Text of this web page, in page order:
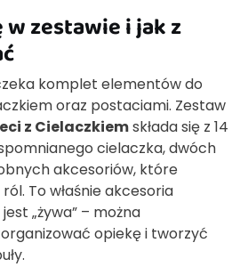
w zestawie i jak z
komplet elementów do
oraz postaciami. Zestaw
z Cielaczkiemskłada się z 14
cielaczka, dwóch
akcesoriów, które
To właśnie akcesoria
„żywa” – można
opiekę i tworzyć